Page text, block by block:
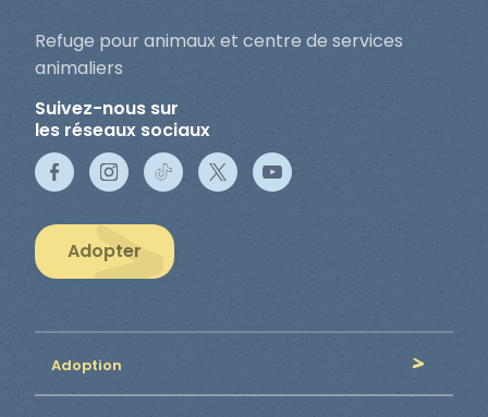
Refuge pour animaux et centre de services
animaliers
Suivez-nous sur
les réseaux sociaux
Adopter
Adoption